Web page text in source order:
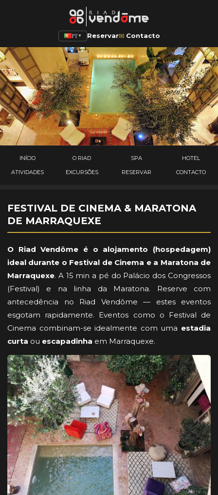
PT▼ Reservar✉ Contacto
INÍCIO O RIAD SPA HOTEL
ATIVIDADES EXCURSÕES RESERVAR CONTACTO
FESTIVAL DE CINEMA & MARATONA
DE MARRAQUEXE
O Riad Vendôme é o alojamento (hospedagem)
ideal durante o Festival de Cinema e a Maratona de
Marraquexe. A 15 min a pé do Palácio dos Congressos
(Festival) e na linha da Maratona. Reserve com
antecedência no Riad Vendôme — estes eventos
esgotam rapidamente. Eventos como o Festival de
Cinema combinam-se idealmente com uma estadia
curta ou escapadinha em Marraquexe.